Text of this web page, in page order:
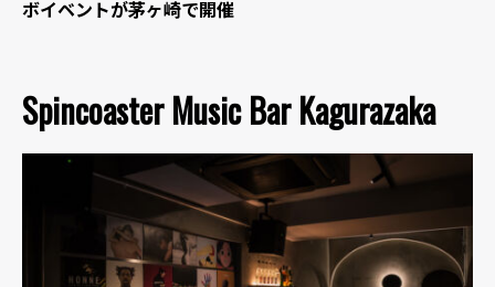
ボイベントが茅ヶ崎で開催
Spincoaster Music Bar Kagurazaka